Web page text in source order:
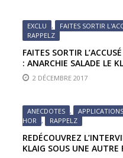
EXCLU , FAITES SORTIR
RAPPELZ
FAITES SORTIR
: ANARCHIE SALADE LE
DE RAPPELZ]
2 DÉCEMBRE 2017
ANECDOTES , APPLICATIONS
HOR , RAPPELZ
REDÉCOUVREZ
KLAIG SOUS UNE AUTRE